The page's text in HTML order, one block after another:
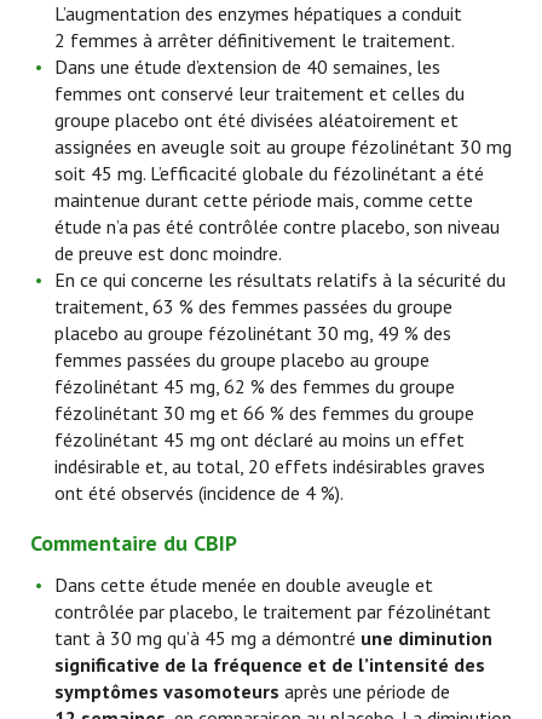
L’augmentation des enzymes hépatiques a conduit
2 femmes à arrêter définitivement le traitement.
Dans une étude d’extension de 40 semaines, les
femmes ont conservé leur traitement et celles du
groupe placebo ont été divisées aléatoirement et
assignées en aveugle soit au groupe fézolinétant 30 mg
soit 45 mg. L’efficacité globale du fézolinétant a été
maintenue durant cette période mais, comme cette
étude n’a pas été contrôlée contre placebo, son niveau
de preuve est donc moindre.
En ce qui concerne les résultats relatifs à la sécurité du
traitement, 63 % des femmes passées du groupe
placebo au groupe fézolinétant 30 mg, 49 % des
femmes passées du groupe placebo au groupe
fézolinétant 45 mg, 62 % des femmes du groupe
fézolinétant 30 mg et 66 % des femmes du groupe
fézolinétant 45 mg ont déclaré au moins un effet
indésirable et, au total, 20 effets indésirables graves
ont été observés (incidence de 4 %).
Commentaire du CBIP
Dans cette étude menée en double aveugle et
contrôlée par placebo, le traitement par fézolinétant
tant à 30 mg qu’à 45 mg a démontré une diminution
significative de la fréquence et de l’intensité des
symptômes vasomoteurs après une période de